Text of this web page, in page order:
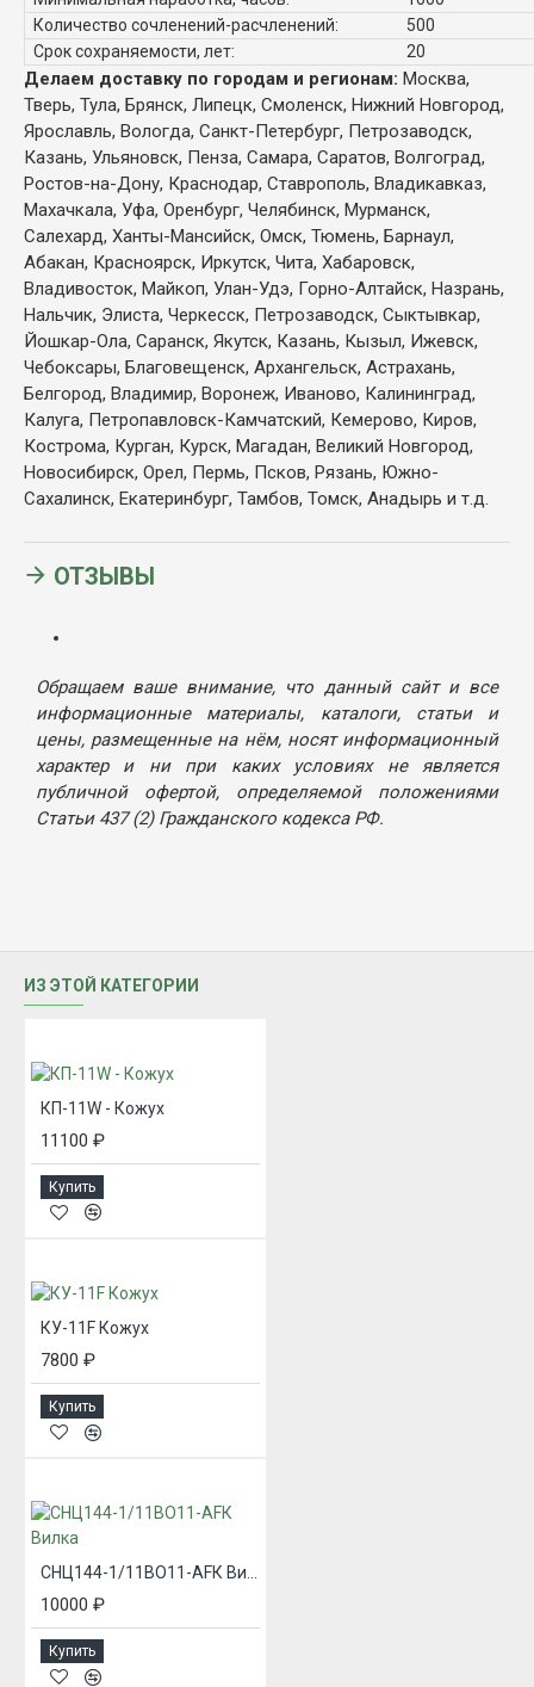
Количество сочленений-расчленений:
500
Срок сохраняемости, лет:
20
Делаем доставку по городам и регионам: Москва,
Тверь, Тула, Брянск, Липецк, Смоленск, Нижний Новгород,
Ярославль, Вологда, Санкт-Петербург, Петрозаводск,
Казань, Ульяновск, Пенза, Самара, Саратов, Волгоград,
Ростов-на-Дону, Краснодар, Ставрополь, Владикавказ,
Махачкала, Уфа, Оренбург, Челябинск, Мурманск,
Салехард, Ханты-Мансийск, Омск, Тюмень, Барнаул,
Абакан, Красноярск, Иркутск, Чита, Хабаровск,
Владивосток, Майкоп, Улан-Удэ, Горно-Алтайск, Назрань,
Нальчик, Элиста, Черкесск, Петрозаводск, Сыктывкар,
Йошкар-Ола, Саранск, Якутск, Казань, Кызыл, Ижевск,
Чебоксары, Благовещенск, Архангельск, Астрахань,
Белгород, Владимир, Воронеж, Иваново, Калининград,
Калуга, Петропавловск-Камчатский, Кемерово, Киров,
Кострома, Курган, Курск, Магадан, Великий Новгород,
Новосибирск, Орел, Пермь, Псков, Рязань, Южно-
Сахалинск, Екатеринбург, Тамбов, Томск, Анадырь и т.д.
ОТЗЫВЫ
Обращаем ваше внимание, что данный сайт и все
информационные материалы, каталоги, статьи и
цены, размещенные на нём, носят информационный
характер и ни при каких условиях не является
публичной офертой, определяемой положениями
Статьи 437 (2) Гражданского кодекса РФ.
ИЗ ЭТОЙ КАТЕГОРИИ
КП-11W - Кожух
11100 ₽
Купить
КУ-11F Кожух
7800 ₽
Купить
СНЦ144-1/11ВО11-AFК Вилка
10000 ₽
Купить